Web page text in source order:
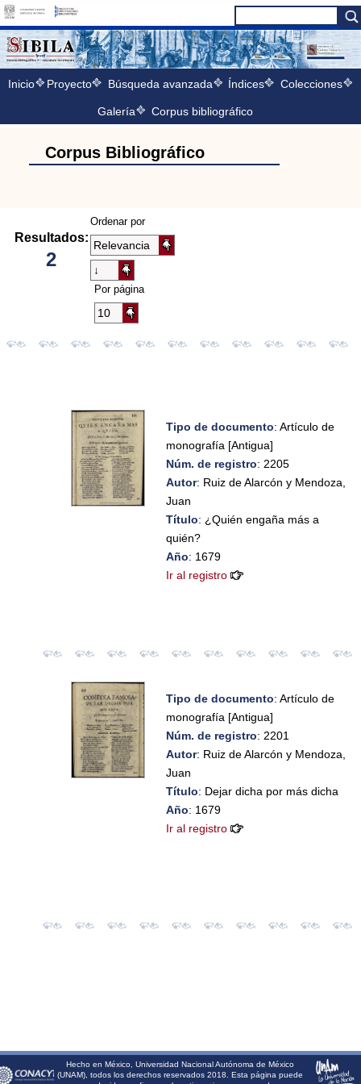
Inicio Proyecto Búsqueda avanzada Índices Colecciones
Galería Corpus bibliográfico
Corpus Bibliográfico
Resultados:
2
Ordenar por
Por página
Tipo de documento: Artículo de
monografía [Antigua]
Núm. de registro: 2205
Autor: Ruiz de Alarcón y Mendoza,
Juan
Título: ¿Quién engaña más a
quién?
Año: 1679
Ir al registro
Tipo de documento: Artículo de
monografía [Antigua]
Núm. de registro: 2201
Autor: Ruiz de Alarcón y Mendoza,
Juan
Título: Dejar dicha por más dicha
Año: 1679
Ir al registro
Hecho en México, Universidad Nacional Autónoma de México
(UNAM), todos los derechos reservados 2018. Esta página puede